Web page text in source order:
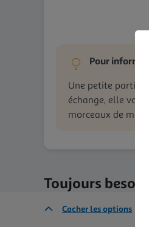
Pour
Une petite partie
échange, elle
morceaux de
Toujours besoin
Cacher les options